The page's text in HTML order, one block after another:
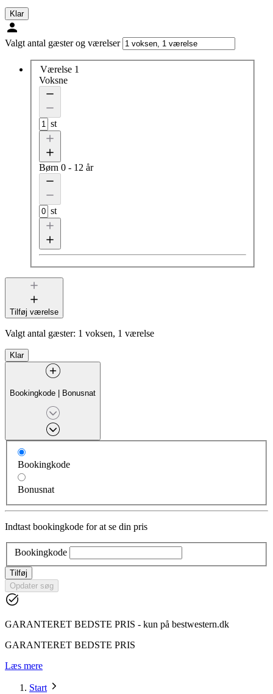
Klar
Valgt antal gæster og værelser
Værelse 1
Voksne
st
Børn 0 - 12 år
st
Tilføj værelse
Valgt antal gæster: 1 voksen, 1 værelse
Klar
Bookingkode | Bonusnat
Bookingkode
Bonusnat
Indtast bookingkode for at se din pris
Bookingkode
Tilføj
Opdater søg
GARANTERET BEDSTE PRIS - kun på bestwestern.dk
GARANTERET BEDSTE PRIS
Læs mere
Start